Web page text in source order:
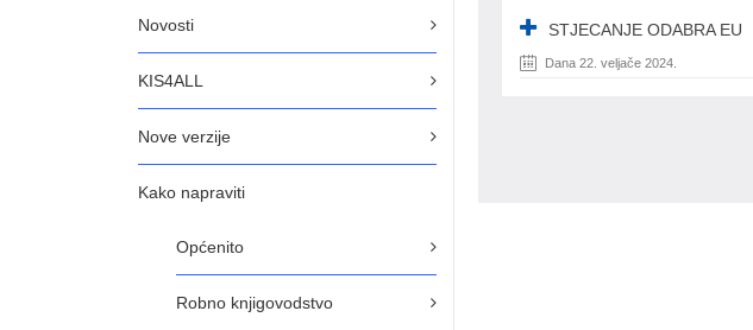
Novosti
KIS4ALL
Nove verzije
Kako napraviti
Općenito
Robno knjigovodstvo
STJECANJE ODABRA EU
Dana 22. veljače 2024.